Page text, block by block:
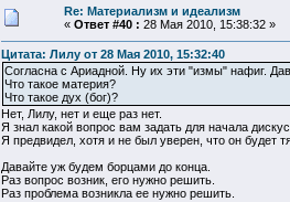
Re: Материализм и идеализм
« Ответ #40 : 28 Мая 2010, 15:38:32 »
Цитата: Лилу от 28 Мая 2010, 15:32:40
Согласна с Ариадной. Ну их эти "измы" нафиг.
Что такое материя?
Что такое дух (бог)?
Нет, Лилу, нет и еще раз нет.
Я знал какой вопрос вам задать для начала
Я предвидел, хотя и не был уверен, что он будет
Давайте уж будем борцами до конца.
Раз вопрос возник, его нужно решить.
Раз проблема возникла ее нужно решить.